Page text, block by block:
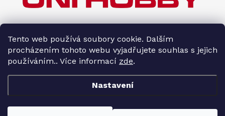
Tento web používá soubory cookie. Dalším
procházením tohoto webu vyjadřujete souhlas s jejich
používáním.. Více informací zde.
Nastavení
Interiéry HOPA. Všechna práva vyhrazena.